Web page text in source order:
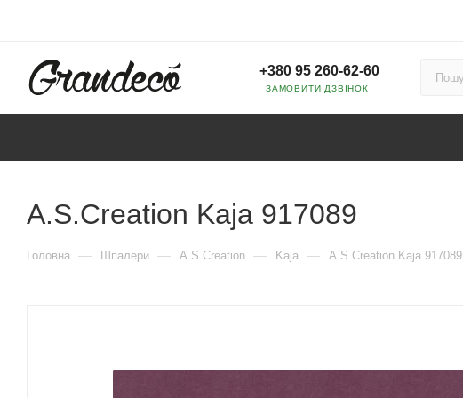
+380 95 260-62-60
ЗАМОВИТИ ДЗВІНОК
A.S.Creation Kaja 917089
Головна — Шпалери — A.S.Creation — Kaja — A.S.Creation Kaja 917089